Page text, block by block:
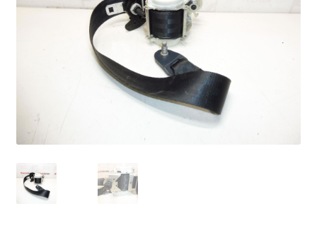
Levering
Mijn account
Over ons